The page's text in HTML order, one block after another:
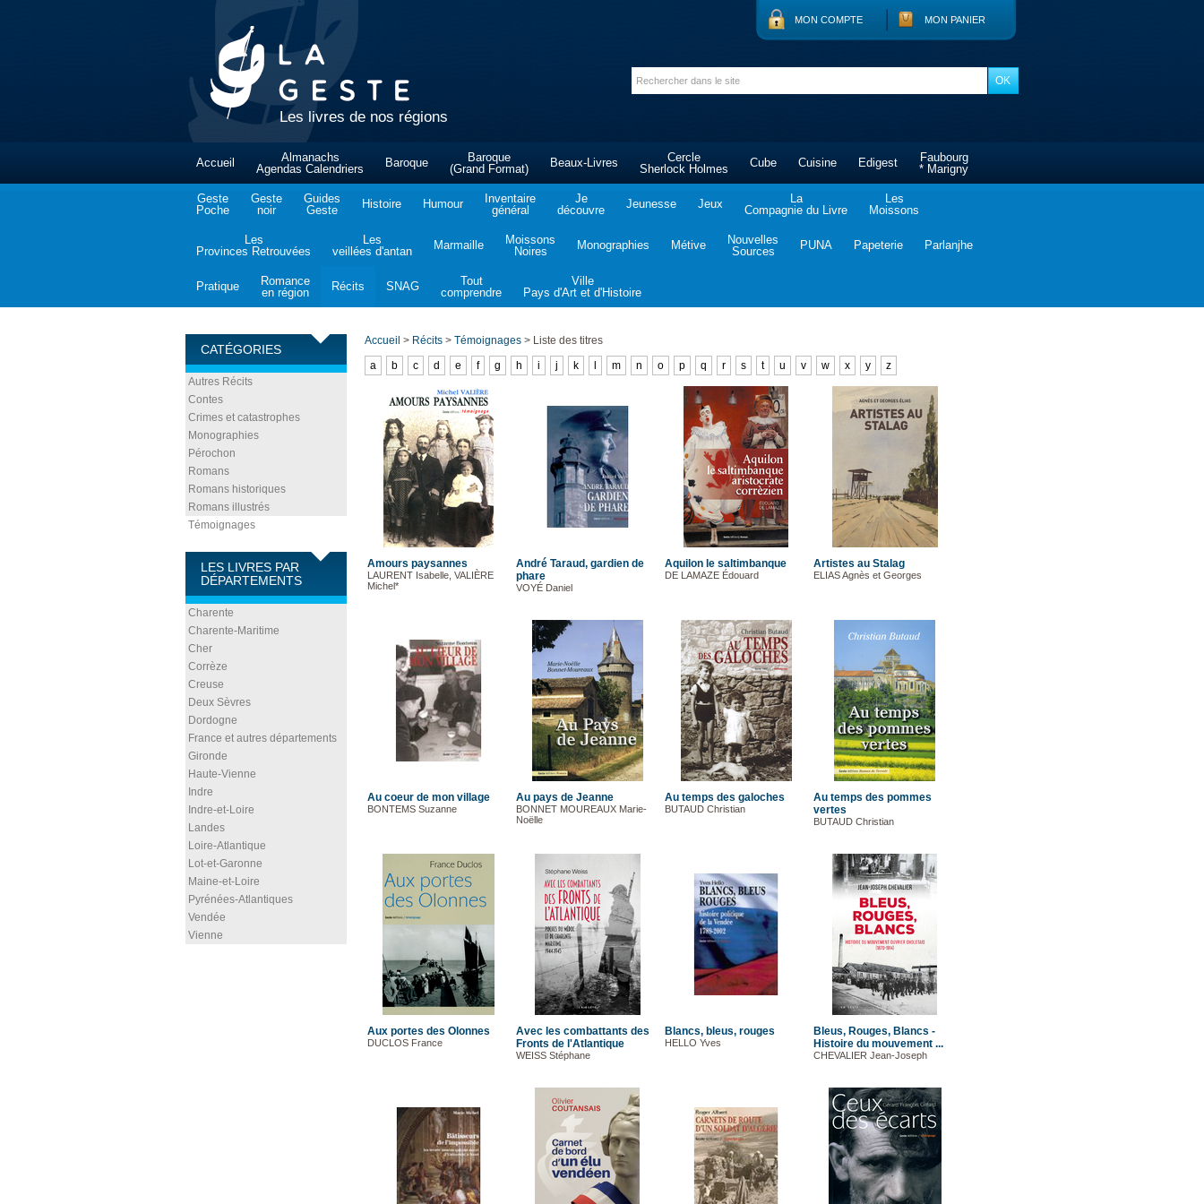
Les livres de nos régions
MON COMPTE MON PANIER
Accueil
Almanachs
Agendas Calendriers
Baroque
Baroque
(Grand Format)
Beaux-Livres
Cercle
Sherlock Holmes
Cube Cuisine Edigest
Faubourg
* Marigny
Geste
Poche
Geste
noir
Guides
Geste
Histoire Humour
Inventaire
général
Je
découvre
Jeunesse Jeux
La
Compagnie du Livre
Les
Moissons
Les
Provinces Retrouvées
Les
veillées d'antan
Marmaille
Moissons
Noires
Monographies Métive
Nouvelles
Sources
PUNA Papeterie Parlanjhe
Pratique
Romance
en région
Récits SNAG
Tout
comprendre
Ville
Pays d'Art et d'Histoire
CATÉGORIES
Autres Récits
Contes
Crimes et catastrophes
Monographies
Pérochon
Romans
Romans historiques
Romans illustrés
Témoignages
LES LIVRES PAR
DÉPARTEMENTS
Charente
Charente-Maritime
Cher
Corrèze
Creuse
Deux Sèvres
Dordogne
France et autres départements
Gironde
Haute-Vienne
Indre
Indre-et-Loire
Landes
Loire-Atlantique
Lot-et-Garonne
Maine-et-Loire
Pyrénées-Atlantiques
Vendée
Vienne
Accueil > Récits > Témoignages > Liste des titres
a
b c d e f g h i j k m n o p q r s t u v w x y z
Amours paysannes
LAURENT Isabelle, VALIÈRE
Michel*
André Taraud, gardien de
phare
VOYÉ Daniel
Aquilon le saltimbanque
DE LAMAZE Édouard
Artistes au Stalag
ELIAS Agnès et Georges
Au coeur de mon village
BONTEMS Suzanne
Au pays de Jeanne
BONNET MOUREAUX Marie-
Noëlle
Au temps des galoches
BUTAUD Christian
Au temps des pommes
vertes
BUTAUD Christian
Aux portes des Olonnes
DUCLOS France
Avec les combattants des
Fronts de l'Atlantique
WEISS Stéphane
Blancs, bleus, rouges
HELLO Yves
Bleus, Rouges, Blancs -
Histoire du mouvement ...
CHEVALIER Jean-Joseph